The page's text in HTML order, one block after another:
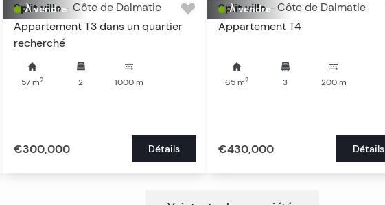
À vendre
Split ville - Côte de Dalmatie
Appartement T3 dans un quartier
recherché
57 m2 2 1000 m
€300,000 Détails
À vendre
Split ville - Côte de Dalmatie
Appartement T4
65 m2 3 200m
€430,000 Détails